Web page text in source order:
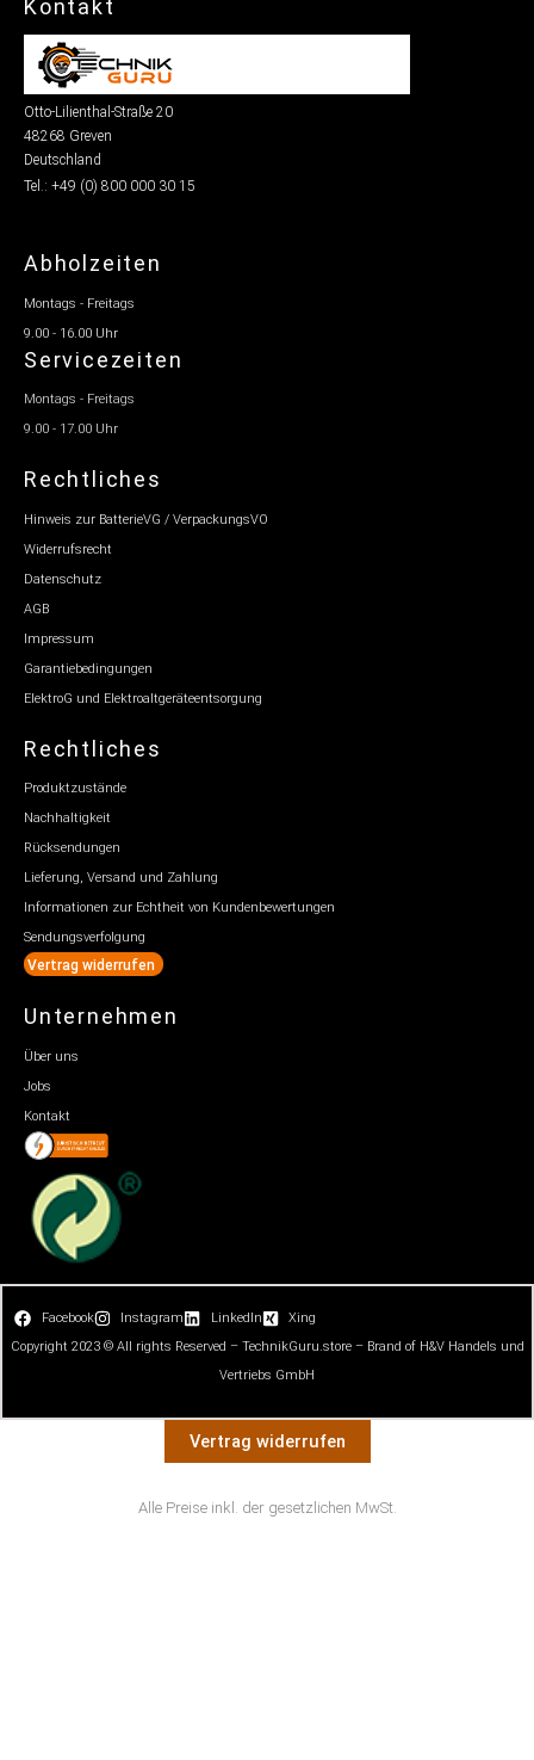
Kontakt
Otto-Lilienthal-Straße 20
48268 Greven
Deutschland
Tel.: +49 (0) 800 000 30 15
Abholzeiten
Montags - Freitags
9.00 - 16.00 Uhr
Servicezeiten
Montags - Freitags
9.00 - 17.00 Uhr
Rechtliches
Hinweis zur BatterieVG / VerpackungsVO
Widerrufsrecht
Datenschutz
AGB
Impressum
Garantiebedingungen
ElektroG und Elektroaltgeräteentsorgung
Rechtliches
Produktzustände
Nachhaltigkeit
Rücksendungen
Lieferung, Versand und Zahlung
Informationen zur Echtheit von Kundenbewertungen
Sendungsverfolgung
Vertrag widerrufen
Unternehmen
Über uns
Jobs
Kontakt
Facebook Instagram LinkedIn
Xing
Copyright 2023 © All rights Reserved – TechnikGuru.store – Brand of H&V Handels und
Vertriebs GmbH
Vertrag widerrufen
Alle Preise inkl. der gesetzlichen MwSt.